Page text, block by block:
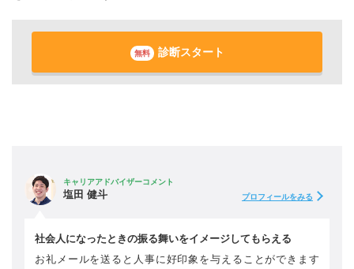
無料 診断スタート
キャリアアドバイザーコメント
塩田 健斗 プロフィールをみる
社会人になったときの振る舞いをイメージしてもらえる
お礼メールを送ると人事に好印象を与えることができます